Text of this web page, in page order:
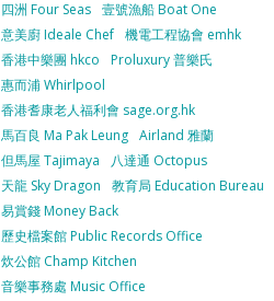
四洲 Four Seas 壹號漁船 Boat One
意美廚 Ideale Chef 機電工程協會 emhk
香港中樂團 hkco
Proluxury 普樂氏
惠而浦 Whirlpool
香港耆康老人福利會 sage.org.hk
馬百良 Ma Pak Leung Airland 雅蘭
但馬屋 Tajimaya
八達通 Octopus
天龍 Sky Dragon
教育局 Education Bureau
易賞錢 Money Back
歷史檔案館 Public Records Office
炊公館 Champ Kitchen
音樂事務處 Music Office